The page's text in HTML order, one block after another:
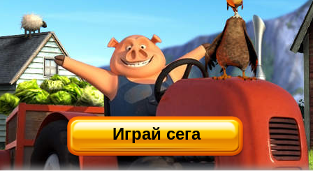
Играй сега